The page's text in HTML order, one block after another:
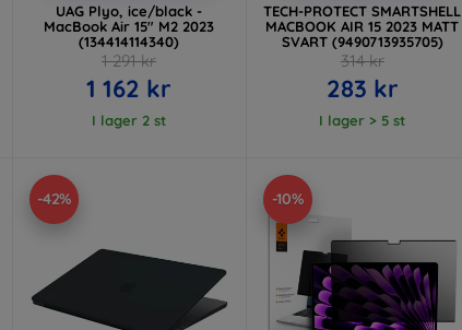
UAG Plyo, ice/black -
MacBook Air 15" M2 2023
(134414114340)
1 291 kr
1 162 kr
I lager 2 st
TECH-PROTECT SMARTSHELL
MACBOOK AIR 15 2023 MATT
SVART (9490713935705)
314 kr
283 kr
I lager > 5 st
-42% -10%